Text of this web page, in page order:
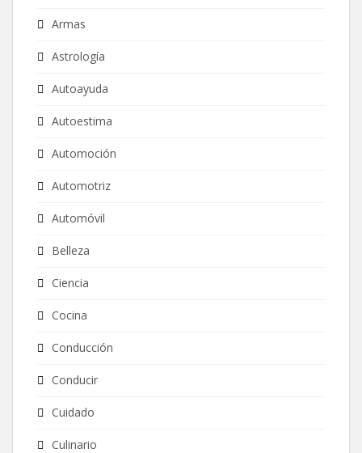
Armas
Astrología
Autoayuda
Autoestima
Automoción
Automotriz
Automóvil
Belleza
Ciencia
Cocina
Conducción
Conducir
Cuidado
Culinario